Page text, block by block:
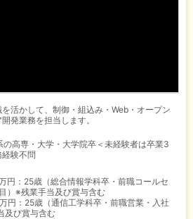
活かして、制御・組込み・Web・オープン
発業務を担当します。
の高専・大学・大学院卒＜未経験者は卒業3
験不問
円：25歳（総合情報学科卒・前職コールセ
）※残業手当及び賞与含む
円：25歳（通信工学科卒・前職営業・入社
及び賞与含む